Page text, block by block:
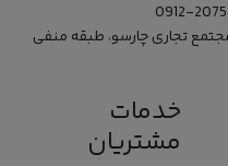
0912-
تجاری چارسو، طبقه منفی
خدمات
مشتریان